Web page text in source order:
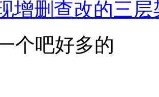
增删查改的三
个吧好多的